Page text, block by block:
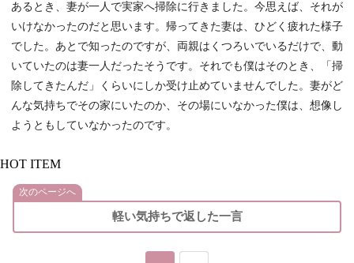
あるとき、妻が一人で実家へ掃除に行きました。今思えば、それが
いけなかったのだと思います。帰ってきた妻は、ひどく疲れた様子
でした。あとで知ったのですが、両親はくつろいでいるだけで、動
いていたのは妻一人だったそうです。それでも僕はそのとき、「掃
除してきたんだ」くらいにしか受け止めていませんでした。妻がど
んな気持ちでその家にいたのか、その場にいなかった僕は、想像し
ようともしていなかったのです。
HOT ITEM
次のページへ
軽い気持ちで返した一言